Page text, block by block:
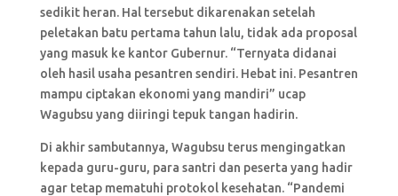
sedikit heran. Hal tersebut dikarenakan setelah
peletakan batu pertama tahun lalu, tidak ada proposal
yang masuk ke kantor Gubernur. “Ternyata didanai
oleh hasil usaha pesantren sendiri. Hebat ini. Pesantren
mampu ciptakan ekonomi yang mandiri” ucap
Wagubsu yang diiringi tepuk tangan hadirin.
Di akhir sambutannya, Wagubsu terus mengingatkan
kepada guru-guru, para santri dan peserta yang hadir
agar tetap mematuhi protokol kesehatan. “Pandemi